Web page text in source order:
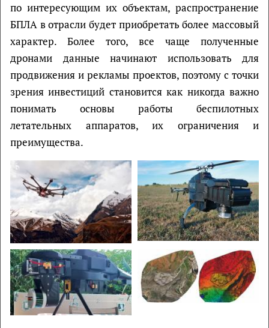
по интересующим их объектам, распространение
БПЛА в отрасли будет приобретать более массовый
характер. Более того, все чаще полученные
дронами данные начинают использовать для
продвижения и рекламы проектов, поэтому с точки
зрения инвестиций становится как никогда важно
понимать основы работы беспилотных
летательных аппаратов, их ограничения и
преимущества.